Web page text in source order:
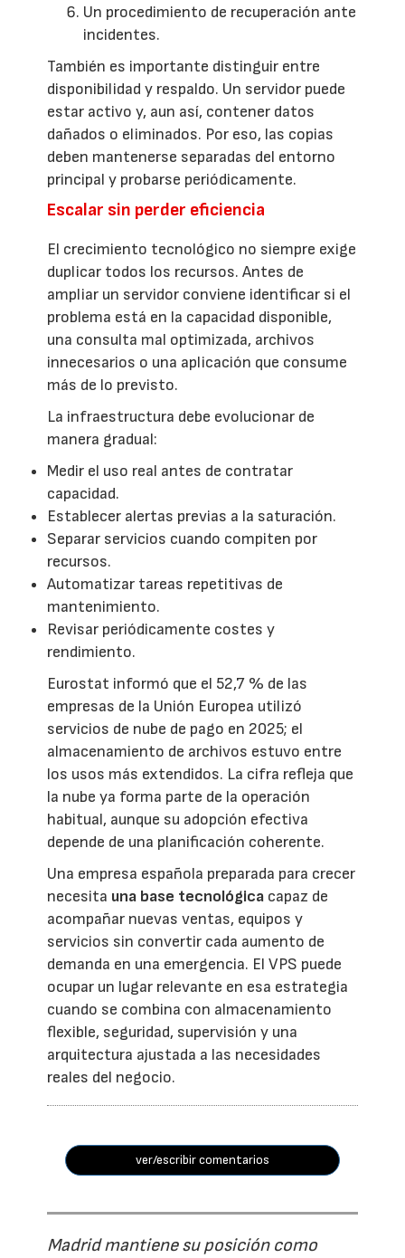
Un procedimiento de recuperación ante
incidentes.
También es importante distinguir entre
disponibilidad y respaldo. Un servidor puede
estar activo y, aun así, contener datos
dañados o eliminados. Por eso, las copias
deben mantenerse separadas del entorno
principal y probarse periódicamente.
Escalar sin perder eficiencia
El crecimiento tecnológico no siempre exige
duplicar todos los recursos. Antes de
ampliar un servidor conviene identificar si el
problema está en la capacidad disponible,
una consulta mal optimizada, archivos
innecesarios o una aplicación que consume
más de lo previsto.
La infraestructura debe evolucionar de
manera gradual:
Medir el uso real antes de contratar
capacidad.
Establecer alertas previas a la saturación.
Separar servicios cuando compiten por
recursos.
Automatizar tareas repetitivas de
mantenimiento.
Revisar periódicamente costes y
rendimiento.
Eurostat informó que el 52,7 % de las
empresas de la Unión Europea utilizó
servicios de nube de pago en 2025; el
almacenamiento de archivos estuvo entre
los usos más extendidos. La cifra refleja que
la nube ya forma parte de la operación
habitual, aunque su adopción efectiva
depende de una planificación coherente.
Una empresa española preparada para crecer
necesita una base tecnológica capaz de
acompañar nuevas ventas, equipos y
servicios sin convertir cada aumento de
demanda en una emergencia. El VPS puede
ocupar un lugar relevante en esa estrategia
cuando se combina con almacenamiento
flexible, seguridad, supervisión y una
arquitectura ajustada a las necesidades
reales del negocio.
ver/escribir comentarios
Madrid mantiene su posición como